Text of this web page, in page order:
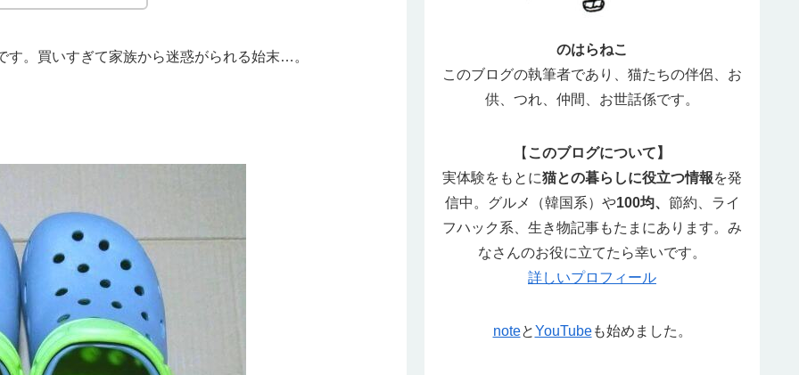
。買いすぎて家族から迷惑がられる始末…。
のはらねこ
このブログの執筆者であり、猫たちの伴侶、お
供、つれ、仲間、お世話係です。
【 このブログについて】
実体験をもとに猫との暮らしに役立つ情報を発
信中。グルメ（韓国系）や100均、 節約、ライ
フハック系、生き物記事もたまにあります。み
なさんのお役に立てたら幸いです。
詳しいプロフィール
noteとYouTubeも始めました。